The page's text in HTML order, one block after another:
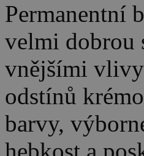
Permanentní
velmi dobrou
vnějšími
odstínů
barvy,